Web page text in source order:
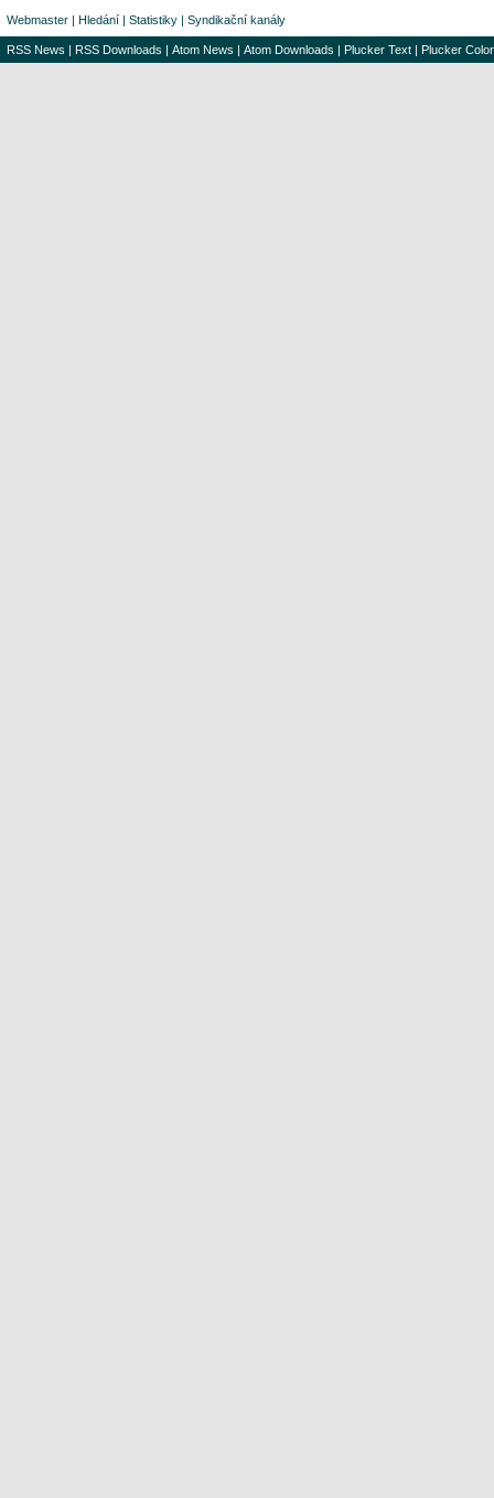
Webmaster | Hledání | Statistiky | Syndikační kanály
RSS News | RSS Downloads | Atom News | Atom Downloads | Plucker Text | Plucker Color